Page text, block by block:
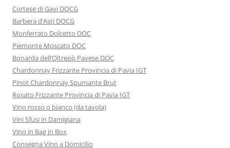
Cortese di Gavi DOCG
Barbera d’Asti DOCG
Monferrato Dolcetto DOC
Piemonte Moscato DOC
Bonarda dell’Oltrepò Pavese DOC
Chardonnay Frizzante Provincia di Pavia IGT
Pinot Chardonnay Spumante Brut
Rosato Frizzante Provincia di Pavia IGT
Vino rosso o bianco (da tavola)
Vini Sfusi in Damigiana
Vino in Bag in Box
Consegna Vino a Domicilio